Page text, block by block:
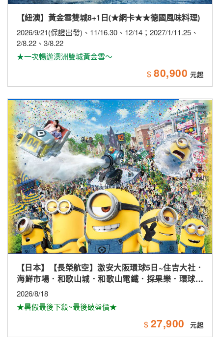
【紐澳】黃金雪雙城8+1日(★網卡★★德國風味料理)
2026/9/21(保證出發)、11/16.30、12/14；2027/1/11.25、
2/8.22、3/8.22
★一次暢遊澳洲雙城黃金雪～
$ 80,900
【日本】【長榮航空】激安大阪環球5日~住吉大社．
海鮮市場．和歌山城．和歌山電鐵．採果樂．環球影
城
2026/8/18
★暑假最後下殺~最後破盤價★
$ 27,900